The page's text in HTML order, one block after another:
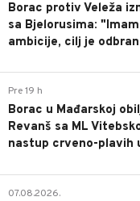
Borac protiv Veleža
sa Bjelorusima:
ambicije, cilj je
Pre 19 h
Borac u Mađarskoj
Revanš sa ML
nastup crveno-plavih
07.08.2026.